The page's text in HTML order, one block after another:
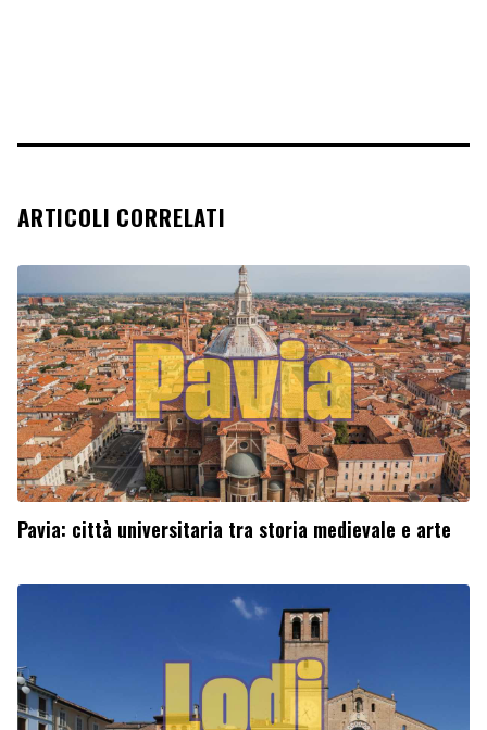
ARTICOLI CORRELATI
Pavia: città universitaria tra storia medievale e arte